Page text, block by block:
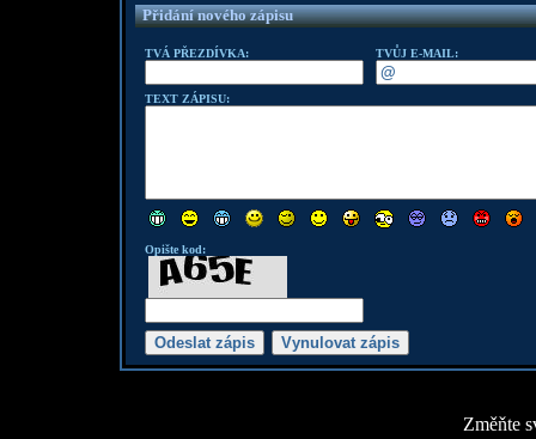
Přidání nového zápisu
TVÁ PŘEZDÍVKA: TVŮJ E-MAIL:
TEXT ZÁPISU:
Opište kod:
Změňte